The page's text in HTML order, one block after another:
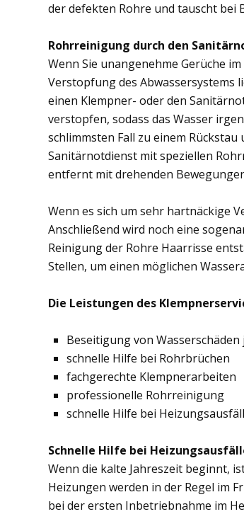
der defekten Rohre und tauscht bei
Rohrreinigung durch den
Wenn Sie unangenehme Gerüche
Verstopfung des Abwassersystems
einen Klempner- oder den
verstopfen, sodass das Wasser
schlimmsten Fall zu einem
Sanitärnotdienst mit speziellen
entfernt mit drehenden
Wenn es sich um sehr hartnäckige
Anschließend wird noch eine
Reinigung der Rohre Haarrisse
Stellen, um einen möglichen
Die Leistungen des
Beseitigung von
schnelle Hilfe bei Rohrbrüchen
fachgerechte Klempnerarbeiten
professionelle Rohrreinigung
schnelle Hilfe bei
Schnelle Hilfe bei
Wenn die kalte Jahreszeit beginnt,
Heizungen werden in der Regel im
bei der ersten Inbetriebnahme im